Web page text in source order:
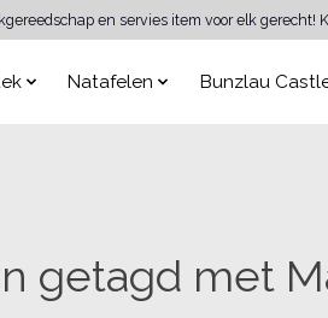
en servies item voor elk
Natafelen Bunzlau
getagd met